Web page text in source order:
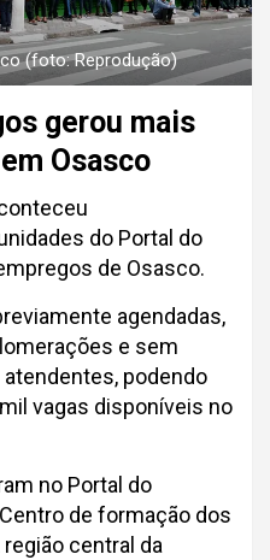
(foto: Reprodução)
gerou mais
Osasco
do Portal do
de Osasco.
agendadas,
e sem
podendo
vagas disponíveis no
no Portal do
de formação dos
central da